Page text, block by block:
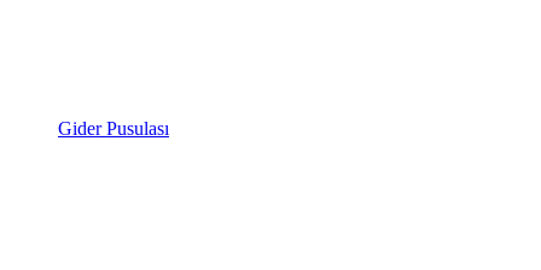
Gider Pusulası